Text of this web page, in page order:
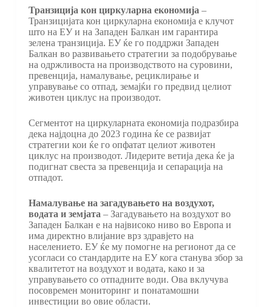
Транзиција кон циркуларна економија –
Транзицијата кон циркуларна економија е клучот
што на ЕУ и на Западен Балкан им гарантира
зелена транзиција. ЕУ ќе го поддржи Западен
Балкан во развивањето стратегии за подобрување
на одржливоста на производството на суровини,
превенција, намалување, рециклирање и
управување со отпад, земајќи го предвид целиот
животен циклус на производот.
Сегментот на циркуларната економија подразбира
дека најдоцна до 2023 година ќе се развијат
стратегии кои ќе го опфатат целиот животен
циклус на производот. Лидерите ветија дека ќе ја
подигнат свеста за превенција и сепарација на
отпадот.
Намалување на загадувањето на воздухот,
водата и земјата – Загадувањето на воздухот во
Западен Балкан е на највисоко ниво во Европа и
има директно влијание врз здравјето на
населението. ЕУ ќе му помогне на регионот да се
усогласи со стандардите на ЕУ кога станува збор за
квалитетот на воздухот и водата, како и за
управувањето со отпадните води. Ова вклучува
посовремен мониторинг и понатамошни
инвестиции во овие области.